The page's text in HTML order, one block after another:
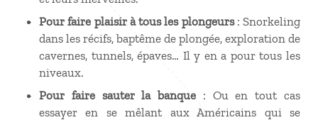
Pour faire plaisir à tous les plongeurs: Snorkeling
dans les récifs, baptême de plongée, exploration de
cavernes, tunnels, épaves… Il y en a pour tous les
niveaux.
Pour faire sauter la banque : Ou en tout cas
essayer en se mêlant aux Américains qui se